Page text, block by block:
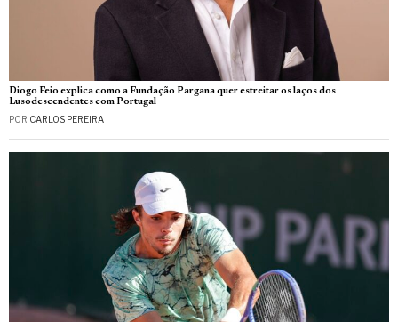
Diogo Feio explica como a Fundação Pargana quer estreitar os laços dos
Lusodescendentes com Portugal
POR CARLOS PEREIRA